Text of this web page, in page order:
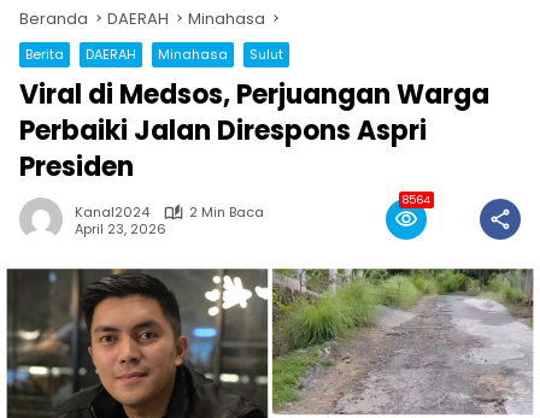
Beranda DAERAH Minahasa
Berita DAERAH Minahasa Sulut
Viral di Medsos, Perjuangan Warga
Perbaiki Jalan Direspons Aspri
Presiden
Kanal2024
2 Min Baca
April 23, 2026
8564